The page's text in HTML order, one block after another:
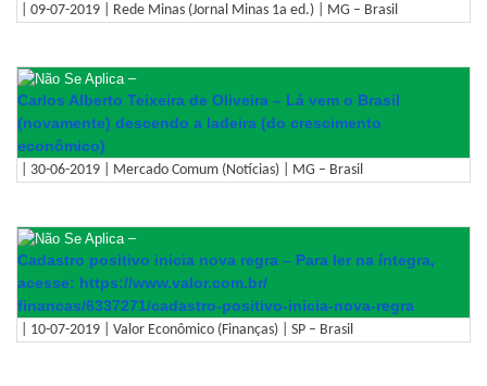
| 09-07-2019 | Rede Minas (Jornal Minas 1a ed.) | MG – Brasil
–
Carlos Alberto Teixeira de Oliveira – Lá vem o Brasil
(novamente) descendo a ladeira (do crescimento
econômico)
| 30-06-2019 | Mercado Comum (Notícias) | MG – Brasil
–
Cadastro positivo inicia nova regra – Para ler na íntegra,
acesse: https://www.valor.com.br/
financas/6337271/cadastro-positivo-inicia-nova-regra
| 10-07-2019 | Valor Econômico (Finanças) | SP – Brasil